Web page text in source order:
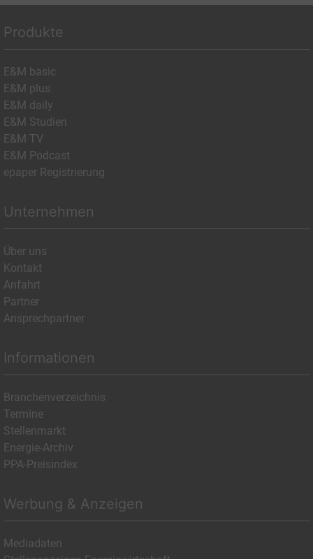
Produkte
E&M basic
E&M plus
E&M daily
E&M Studien
E&M TV
E&M Podcast
epaper Registrierung
Unternehmen
Über uns
Kontakt
Anfahrt
Partner
Ansprechpartner
Informationen
Branchenverzeichnis
Termine
Stellenmarkt
Energie-Archiv
PPA-Preisindex
Werbung & Anzeigen
Mediadaten